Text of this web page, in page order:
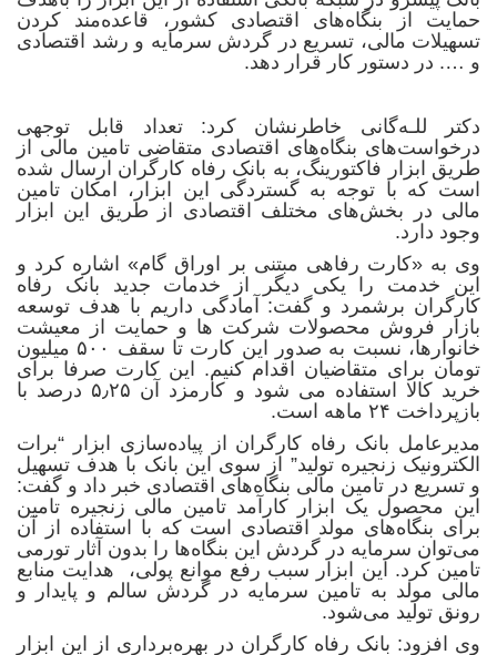
حمایت از بنگاه‌های اقتصادی کشور، قاعده‌مند کردن
تسهیلات مالی، تسریع در گردش سرمایه و رشد اقتصادی
و …. در دستور کار قرار دهد.
دکتر للـه‌گانی خاطرنشان کرد: تعداد قابل توجهی
درخواست‌های بنگاه‌های اقتصادی متقاضی تامین مالی از
طریق ابزار فاکتورینگ، به بانک رفاه کارگران ارسال شده
است که با توجه به گستردگی این ابزار، امکان تامین
مالی در بخش‌های مختلف اقتصادی از طریق این ابزار
وجود دارد.
وی به «کارت رفاهی مبتنی بر اوراق گام» اشاره کرد و
این خدمت را یکی دیگر از خدمات جدید بانک رفاه
کارگران برشمرد و گفت: آمادگی داریم با هدف توسعه
بازار فروش محصولات شرکت ها و حمایت از معیشت
خانوارها، نسبت به صدور این کارت تا سقف ۵۰۰ میلیون
تومان برای متقاضیان اقدام کنیم. این کارت صرفا برای
خرید کالا استفاده می شود و کارمزد آن ۵٫۲۵ درصد با
بازپرداخت ۲۴ ماهه است.
مدیرعامل بانک رفاه کارگران از پیاده‌سازی ابزار “برات
الکترونیک زنجیره تولید” از سوی این بانک با هدف تسهیل
و تسریع در تامین مالی بنگاه‌های اقتصادی خبر داد و گفت:
این محصول یک ابزار کارآمد تامین مالی زنجیره تامین
برای بنگاه‌های مولد اقتصادی است که با استفاده از آن
می‌توان سرمایه در گردش این بنگاه‌ها را بدون آثار تورمی
تامین کرد. این ابزار سبب رفع موانع پولی، هدایت منابع
مالی مولد به تامین سرمایه در گردش سالم و پایدار و
رونق تولید می‌شود.
وی افزود: بانک رفاه کارگران در بهره‌برداری از این ابزار